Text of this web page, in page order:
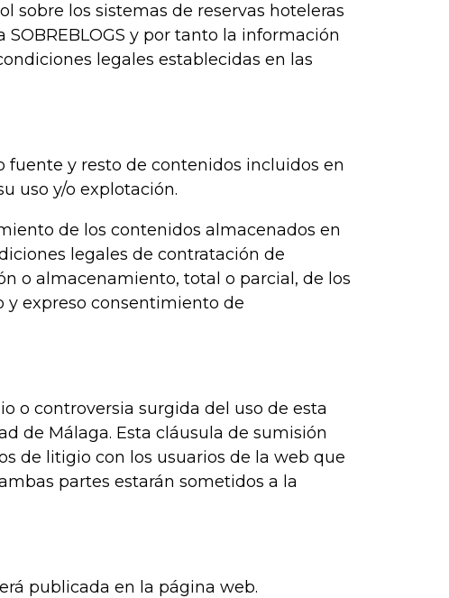
sobre los sistemas de reservas hoteleras
y por tanto la información
legales establecidas en las
fuente y resto de contenidos incluidos en
uso y/o explotación.
de los contenidos almacenados en
legales de contratación de
o almacenamiento, total o parcial, de los
y expreso consentimiento de
o controversia surgida del uso de esta
de Málaga. Esta cláusula de sumisión
de litigio con los usuarios de la web que
partes estarán sometidos a la
publicada en la página web.